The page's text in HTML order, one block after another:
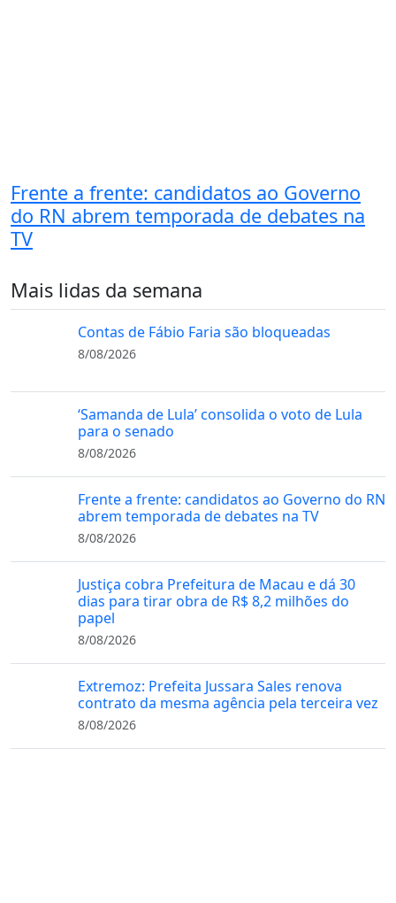
Frente a frente: candidatos ao Governo
do RN abrem temporada de debates na
TV
Mais lidas da semana
Contas de Fábio Faria são bloqueadas
8/08/2026
‘Samanda de Lula’ consolida o voto de Lula
para o senado
8/08/2026
Frente a frente: candidatos ao Governo do RN
abrem temporada de debates na TV
8/08/2026
Justiça cobra Prefeitura de Macau e dá 30
dias para tirar obra de R$ 8,2 milhões do
papel
8/08/2026
Extremoz: Prefeita Jussara Sales renova
contrato da mesma agência pela terceira vez
8/08/2026